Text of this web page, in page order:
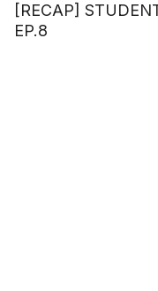
[RECAP]
EP.8